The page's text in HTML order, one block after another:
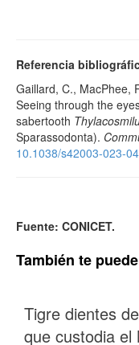
Referencia
Gaillard, C., MacPhee,
Seeing through the
sabertooth
Sparassodonta).
10.1038/s42003-023-
Fuente: CONICET.
También te
Tigre dientes
que custodia el